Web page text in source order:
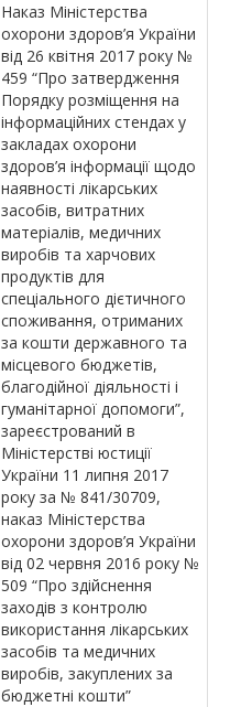
Наказ Міністерства
охорони здоров’я України
від 26 квітня 2017 року №
459 “Про затвердження
Порядку розміщення на
інформаційних стендах у
закладах охорони
здоров’я інформації щодо
наявності лікарських
засобів, витратних
матеріалів, медичних
виробів та харчових
продуктів для
спеціального дієтичного
споживання, отриманих
за кошти державного та
місцевого бюджетів,
благодійної діяльності і
гуманітарної допомоги”,
зареєстрований в
Міністерстві юстиції
України 11 липня 2017
року за № 841/30709,
наказ Міністерства
охорони здоров’я України
від 02 червня 2016 року №
509 “Про здійснення
заходів з контролю
використання лікарських
засобів та медичних
виробів, закуплених за
бюджетні кошти”